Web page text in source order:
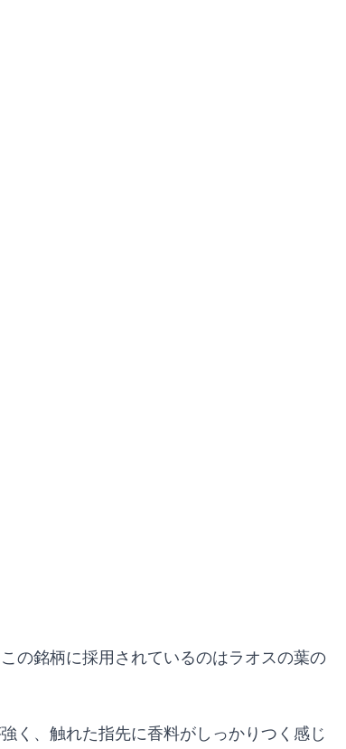
の銘柄に採用されているのはラオスの葉の
く、触れた指先に香料がしっかりつく感じ